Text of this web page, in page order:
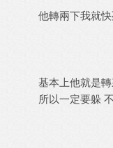
他轉兩下我就
基本上他就是
所以一定要躲